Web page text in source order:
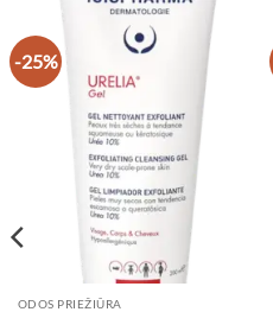
-25%
ODOS PRIEŽIŪRA